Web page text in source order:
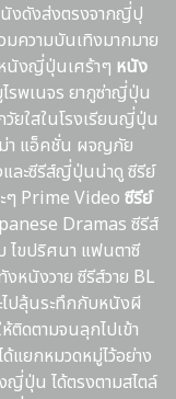
นังดังส่งตรงจากญี่ปุ
ความบันเทิงมากมาย
นังญี่ปุ่นเศร้าๆ หนัง
พเนจร ยากูซ่าญี่ปุ่น
ใสในโรงเรียนญี่ปุ่น
า แอ็คชั่น ผจญภัย
ะซีรีส์ญี่ปุ่นน่าดู ซีรีย์
ๆ Prime Video ซีรีย์
Dramas ซีรีส์
ขปริศนา แฟนตาซี
หนังวาย ซีรีส์วาย BL
ปลุ้นระทึกกับหนังผี
ดตามจนลุกไปเข้า
แยกหมวดหมู่ไว้อย่าง
ปุ่น ได้ตรงตามสไตล์